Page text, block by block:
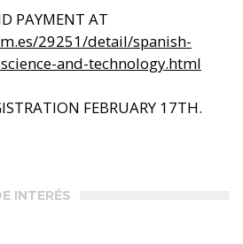
PAYMENT AT
29251/detail/spanish-
and-technology.html
FEBRUARY 17TH.
INTERÉS